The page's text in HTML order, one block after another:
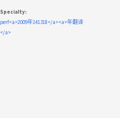
Specialty:
perf<a>2009年141318</a><a>年翻译
</a>